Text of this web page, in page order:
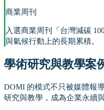
商業周刊
入選商業周刊「台灣減碳
與氣候行動上的長期累積。
學術研究與教學案
DOMI 的模式不只被媒體報
研究與教學，成為企業永續